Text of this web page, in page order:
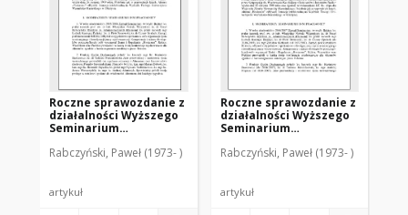
Roczne sprawozdanie z
działalności Wyższego
Seminarium
Warmińskiej
Rabczyński, Paweł (1973- )
artykuł
Roczne sprawozdanie z
działalności Wyższego
Seminarium
Warmińskiej
Rabczyński, Paweł (1973- )
artykuł